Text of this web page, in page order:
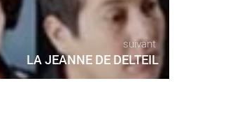
suivant
LA JEANNE DE DELTEIL